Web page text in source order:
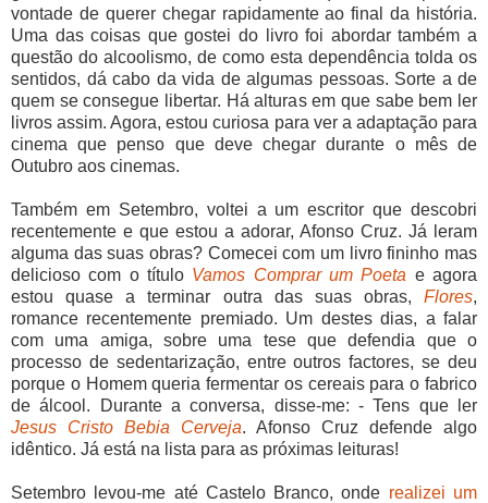
vontade de querer chegar rapidamente ao final da história.
Uma das coisas que gostei do livro foi abordar também a
questão do alcoolismo, de como esta dependência tolda os
sentidos, dá cabo da vida de algumas pessoas. Sorte a de
quem se consegue libertar. Há alturas em que sabe bem ler
livros assim. Agora, estou curiosa para ver a adaptação para
cinema que penso que deve chegar durante o mês de
Outubro aos cinemas.
Também em Setembro, voltei a um escritor que descobri
recentemente e que estou a adorar, Afonso Cruz. Já leram
alguma das suas obras? Comecei com um livro fininho mas
delicioso com o título Vamos Comprar um Poeta e agora
estou quase a terminar outra das suas obras, Flores,
romance recentemente premiado. Um destes dias, a falar
com uma amiga, sobre uma tese que defendia que o
processo de sedentarização, entre outros factores, se deu
porque o Homem queria fermentar os cereais para o fabrico
de álcool. Durante a conversa, disse-me: - Tens que ler
Jesus Cristo Bebia Cerveja. Afonso Cruz defende algo
idêntico. Já está na lista para as próximas leituras!
Setembro levou-me até Castelo Branco, onde realizei um